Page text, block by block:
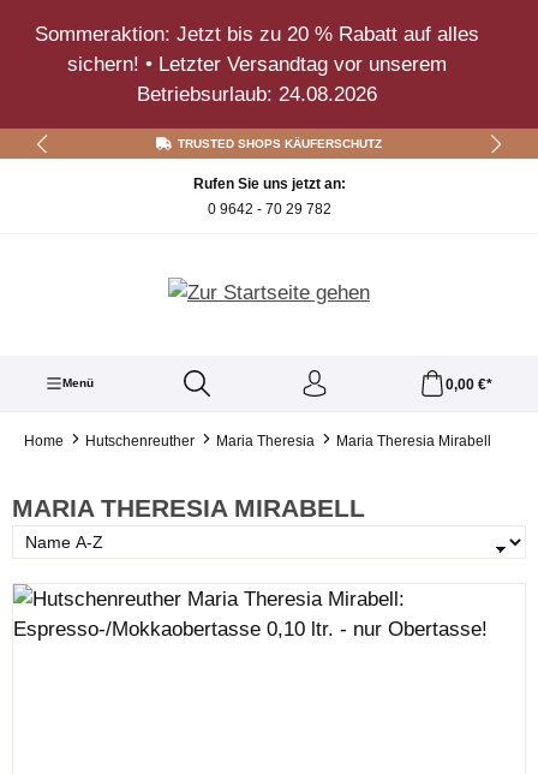
Zum Hauptinhalt springen
Sommeraktion: Jetzt bis zu 20 % Rabatt auf alles
sichern! • Letzter Versandtag vor unserem
Betriebsurlaub: 24.08.2026
TRUSTED SHOPS KÄUFERSCHUTZ
Rufen Sie uns jetzt an:
0 9642 - 70 29 782
Menü 0,00 €*
Home Hutschenreuther Maria Theresia Maria Theresia Mirabell
MARIA THERESIA MIRABELL